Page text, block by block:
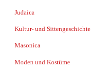
Judaica
Kultur- und Sittengeschichte
Masonica
Moden und Kostüme